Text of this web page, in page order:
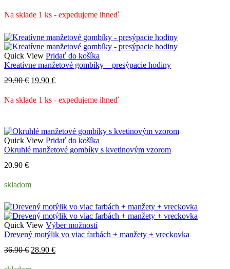
Na sklade 1 ks - expedujeme ihneď
Quick View Pridať do košíka
Kreatívne manžetové gombíky – presýpacie hodiny
29.90€ Pôvodná
bola:
19.90 €Aktuálna
je:
Na sklade 1 ks - expedujeme ihneď
Quick View Pridať do košíka
Okruhlé manžetové gombíky s kvetinovým vzorom
20.90 €
skladom
Quick View Výber možnostíTento
produkt
Drevený motýlik vo viac farbách + manžety + vreckovka
36.90€ Pôvodná
28.90 €Aktuálna